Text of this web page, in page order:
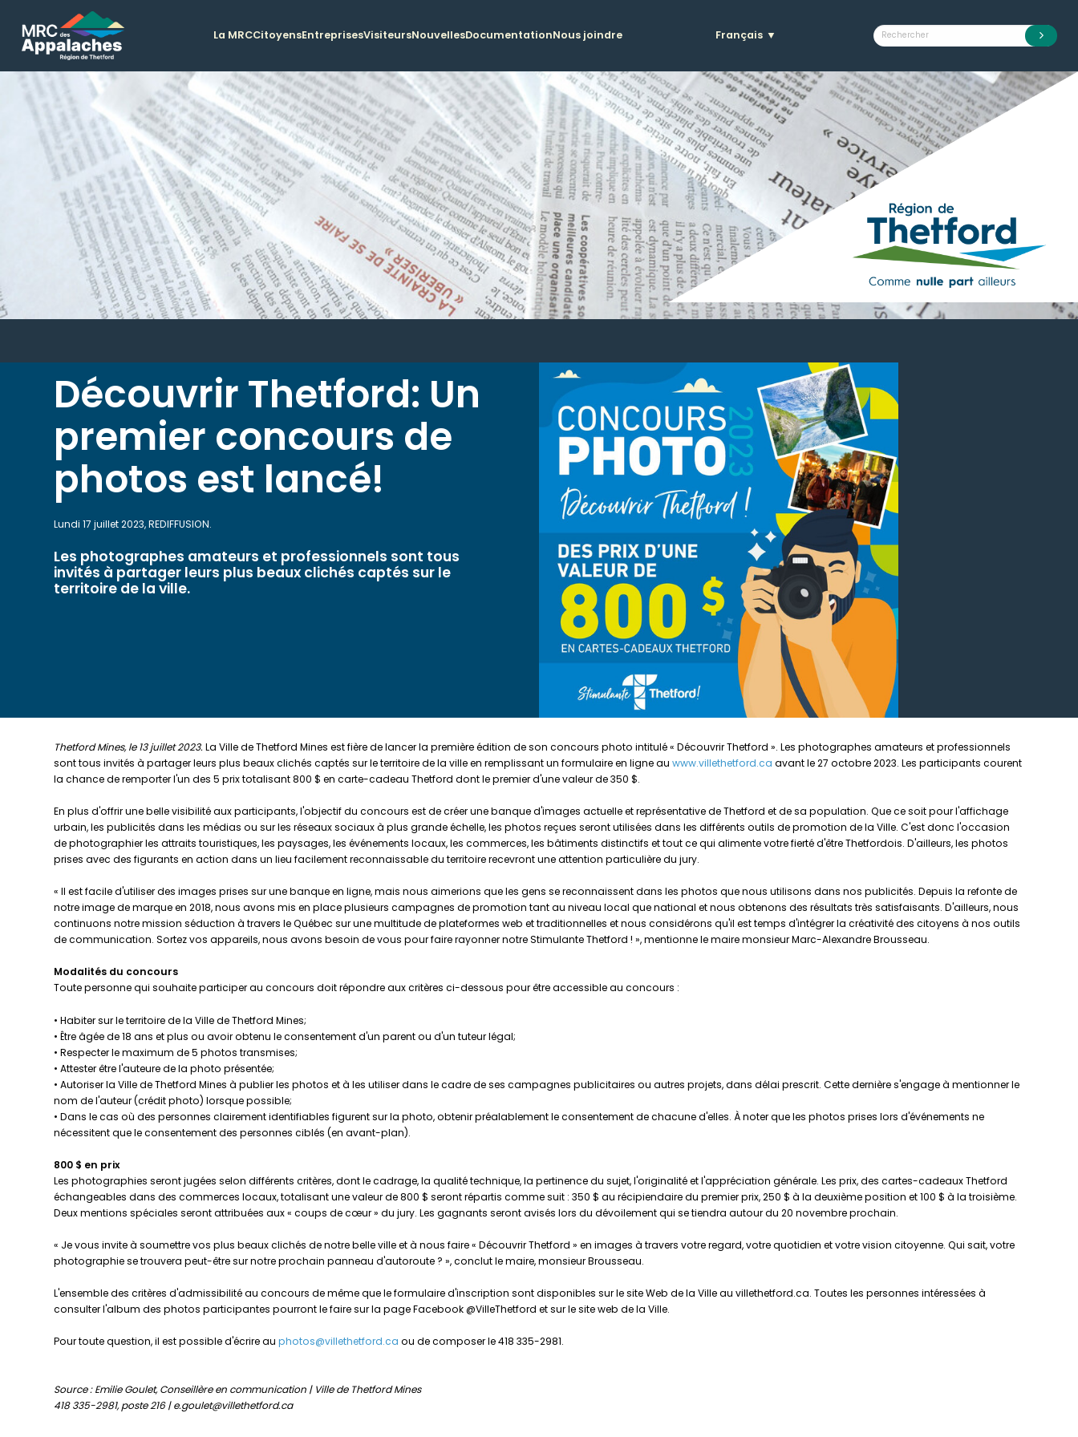
La MRCCitoyensEntreprisesVisiteursNouvellesDocumentationNous joindre Français ▼
Découvrir Thetford: Un
premier concours de
photos est lancé!
Lundi 17 juillet 2023, REDIFFUSION.
Les photographes amateurs et professionnels sont tous
invités à partager leurs plus beaux clichés captés sur le
territoire de la ville.
Thetford Mines, le 13 juillet 2023. La Ville de Thetford Mines est fière de lancer la première édition de son concours photo intitulé « Découvrir Thetford ». Les photographes amateurs et professionnels
sont tous invités à partager leurs plus beaux clichés captés sur le territoire de la ville en remplissant un formulaire en ligne auwww.villethetford.ca avant le 27 octobre 2023. Les participants courent
la chance de remporter l'un des 5 prix totalisant 800 $ en carte-cadeau Thetford dont le premier d'une valeur de 350 $.
En plus d'offrir une belle visibilité aux participants, l'objectif du concours est de créer une banque d'images actuelle et représentative de Thetford et de sa population. Que ce soit pour l'affichage
urbain, les publicités dans les médias ou sur les réseaux sociaux à plus grande échelle, les photos reçues seront utilisées dans les différents outils de promotion de la Ville. C'est donc l'occasion
de photographier les attraits touristiques, les paysages, les événements locaux, les commerces, les bâtiments distinctifs et tout ce qui alimente votre fierté d'être Thetfordois. D'ailleurs, les photos
prises avec des figurants en action dans un lieu facilement reconnaissable du territoire recevront une attention particulière du jury.
« Il est facile d'utiliser des images prises sur une banque en ligne, mais nous aimerions que les gens se reconnaissent dans les photos que nous utilisons dans nos publicités. Depuis la refonte de
notre image de marque en 2018, nous avons mis en place plusieurs campagnes de promotion tant au niveau local que national et nous obtenons des résultats très satisfaisants. D'ailleurs, nous
continuons notre mission séduction à travers le Québec sur une multitude de plateformes web et traditionnelles et nous considérons qu'il est temps d'intégrer la créativité des citoyens à nos outils
de communication. Sortez vos appareils, nous avons besoin de vous pour faire rayonner notre Stimulante Thetford ! », mentionne le maire monsieur Marc-Alexandre Brousseau.
Modalités du concours
Toute personne qui souhaite participer au concours doit répondre aux critères ci-dessous pour être accessible au concours :
• Habiter sur le territoire de la Ville de Thetford Mines;
• Être âgée de 18 ans et plus ou avoir obtenu le consentement d'un parent ou d'un tuteur légal;
• Respecter le maximum de 5 photos transmises;
• Attester être l'auteure de la photo présentée;
• Autoriser la Ville de Thetford Mines à publier les photos et à les utiliser dans le cadre de ses campagnes publicitaires ou autres projets, dans délai prescrit. Cette dernière s'engage à mentionner le
nom de l'auteur (crédit photo) lorsque possible;
• Dans le cas où des personnes clairement identifiables figurent sur la photo, obtenir préalablement le consentement de chacune d'elles. À noter que les photos prises lors d'événements ne
nécessitent que le consentement des personnes ciblés (en avant-plan).
800 $ en prix
Les photographies seront jugées selon différents critères, dont le cadrage, la qualité technique, la pertinence du sujet, l'originalité et l'appréciation générale. Les prix, des cartes-cadeaux Thetford
échangeables dans des commerces locaux, totalisant une valeur de 800 $ seront répartis comme suit : 350 $ au récipiendaire du premier prix, 250 $ à la deuxième position et 100 $ à la troisième.
Deux mentions spéciales seront attribuées aux « coups de cœur » du jury. Les gagnants seront avisés lors du dévoilement qui se tiendra autour du 20 novembre prochain.
« Je vous invite à soumettre vos plus beaux clichés de notre belle ville et à nous faire « Découvrir Thetford » en images à travers votre regard, votre quotidien et votre vision citoyenne. Qui sait, votre
photographie se trouvera peut-être sur notre prochain panneau d'autoroute ? », conclut le maire, monsieur Brousseau.
L'ensemble des critères d'admissibilité au concours de même que le formulaire d'inscription sont disponibles sur le site Web de la Ville au villethetford.ca. Toutes les personnes intéressées à
consulter l'album des photos participantes pourront le faire sur la page Facebook @VilleThetford et sur le site web de la Ville.
Pour toute question, il est possible d'écrire auphotos@villethetford.ca ou de composer le 418 335-2981.
Source : Emilie Goulet, Conseillère en communication | Ville de Thetford Mines
418 335-2981, poste 216 | e.goulet@villethetford.ca